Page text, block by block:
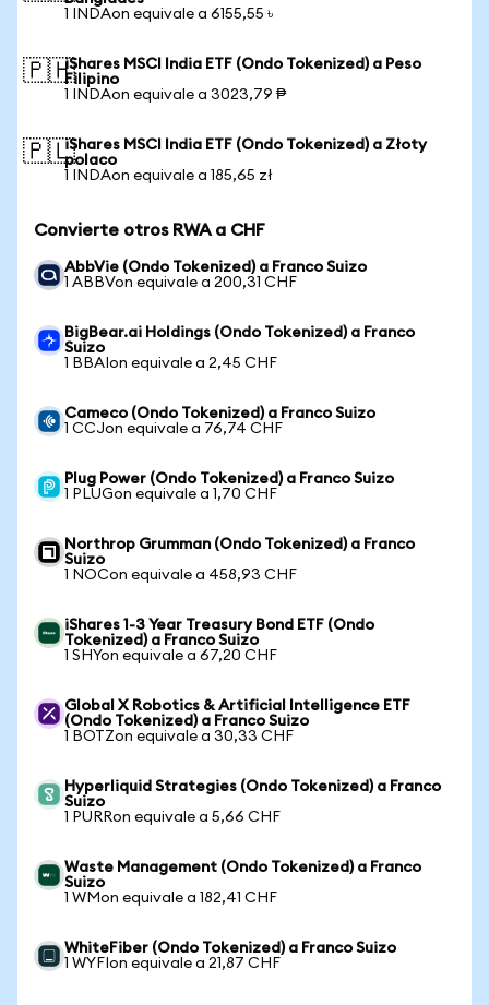
1 INDAon equivale a 6155,55 ৳
🇵🇭iShares MSCI India ETF (Ondo Tokenized) a Peso
Filipino
1 INDAon equivale a 3023,79 ₱
🇵🇱iShares MSCI India ETF (Ondo Tokenized) a Złoty
polaco
1 INDAon equivale a 185,65 zł
Convierte otros RWA a CHF
AbbVie (Ondo Tokenized) a Franco Suizo
1 ABBVon equivale a 200,31 CHF
BigBear.ai Holdings (Ondo Tokenized) a Franco
Suizo
1 BBAIon equivale a 2,45 CHF
Cameco (Ondo Tokenized) a Franco Suizo
1 CCJon equivale a 76,74 CHF
Plug Power (Ondo Tokenized) a Franco Suizo
1 PLUGon equivale a 1,70 CHF
Northrop Grumman (Ondo Tokenized) a Franco
Suizo
1 NOCon equivale a 458,93 CHF
iShares 1-3 Year Treasury Bond ETF (Ondo
Tokenized) a Franco Suizo
1 SHYon equivale a 67,20 CHF
Global X Robotics & Artificial Intelligence ETF
(Ondo Tokenized) a Franco Suizo
1 BOTZon equivale a 30,33 CHF
Hyperliquid Strategies (Ondo Tokenized) a Franco
Suizo
1 PURRon equivale a 5,66 CHF
Waste Management (Ondo Tokenized) a Franco
Suizo
1 WMon equivale a 182,41 CHF
WhiteFiber (Ondo Tokenized) a Franco Suizo
1 WYFIon equivale a 21,87 CHF